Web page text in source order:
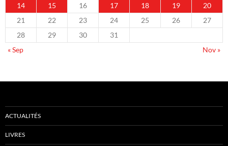
14
15 16 17 18 19
20
21
22 23 24 25 26
27
28
29 30
31
« Sep
Nov »
ACTUALITÉS
LIVRES